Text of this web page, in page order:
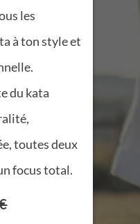
les
à ton style et
du kata
toutes deux
focus total.